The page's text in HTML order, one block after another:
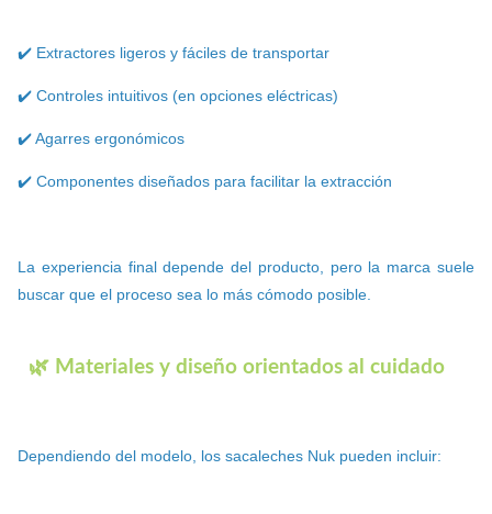
✔️ Extractores ligeros y fáciles de transportar
✔️ Controles intuitivos (en opciones eléctricas)
✔️ Agarres ergonómicos
✔️ Componentes diseñados para facilitar la extracción
La experiencia final depende del producto, pero la marca suele
buscar que el proceso sea lo más cómodo posible.
🌿 Materiales y diseño orientados al cuidado
Dependiendo del modelo, los sacaleches Nuk pueden incluir: